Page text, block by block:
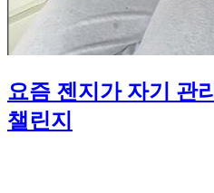
요즘 젠지가 자기 관
챌린지